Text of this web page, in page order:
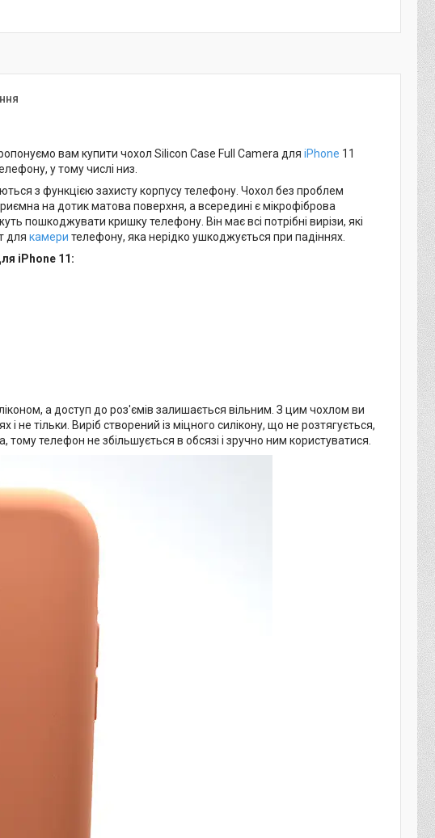
вам купити чохол Silicon Case Full Camera для iPhone 11
у тому числі низ.
з функцією захисту корпусу телефону. Чохол без проблем
на дотик матова поверхня, а всередині є мікрофіброва
пошкоджувати кришку телефону. Він має всі потрібні вирізи, які
для камери телефону, яка нерідко ушкоджується при падіннях.
iPhone 11:
а доступ до роз'ємів залишається вільним. З цим чохлом ви
тільки. Виріб створений із міцного силікону, що не розтягується,
телефон не збільшується в обсязі і зручно ним користуватися.